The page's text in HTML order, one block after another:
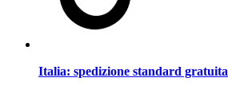
Italia: spedizione standard gratuita